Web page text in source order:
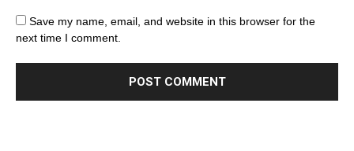
Save my name, email, and website in this browser for the
next time I comment.